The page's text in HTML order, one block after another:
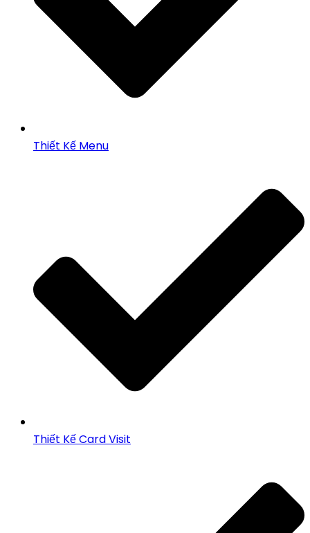
Thiết Kế Menu
Thiết Kế Card Visit